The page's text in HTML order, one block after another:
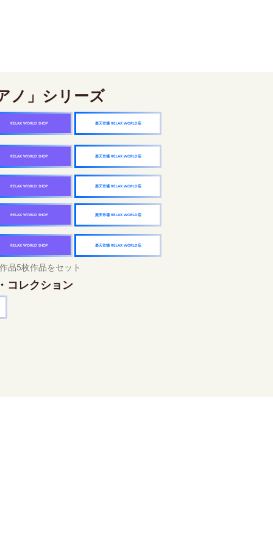
ノ」シリーズ
楽天市場 RELAX WORLD店
RELAX WORLD SHOP
楽天市場 RELAX WORLD店
RELAX WORLD SHOP
楽天市場 RELAX WORLD店
RELAX WORLD SHOP
楽天市場 RELAX WORLD店
RELAX WORLD SHOP
楽天市場 RELAX WORLD店
RELAX WORLD SHOP
品5枚作品をセット
コレクション